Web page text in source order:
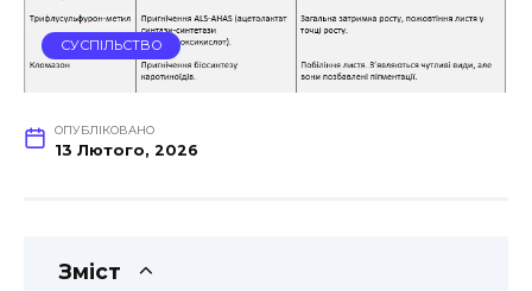
СУСПІЛЬСТВО
ОПУБЛІКОВАНО
13 Лютого, 2026
Зміст